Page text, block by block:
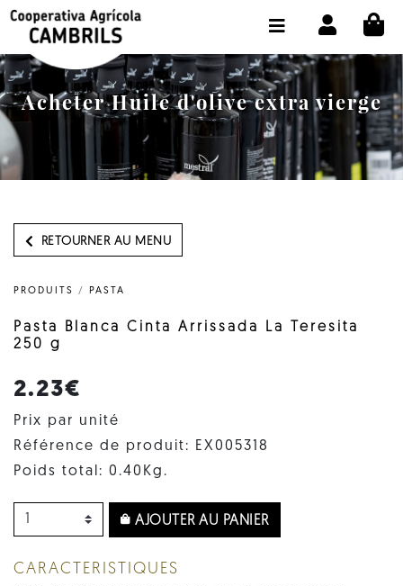
Acheter Huile d'olive extra vierge
RETOURNER AU MENU
PRODUITS / PASTA
Pasta Blanca Cinta Arrissada La Teresita
250 g
2.23€
Prix par unité
Référence de produit: EX005318
Poids total: 0.40Kg.
AJOUTER AU PANIER
CARACTERISTIQUES
BOUTIQUE ACHETER EN LIGNE
LA COOPÉRATIVE
OLEOTOUR
PRODUITS
NOTRE HUILE
CHOISIR LA LANGUE: FR